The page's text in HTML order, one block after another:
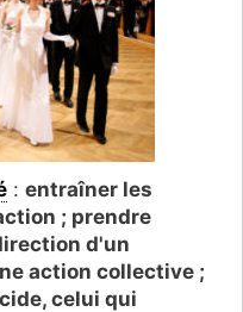
: entraîner les
; prendre
d'un
action collective ;
celui qui